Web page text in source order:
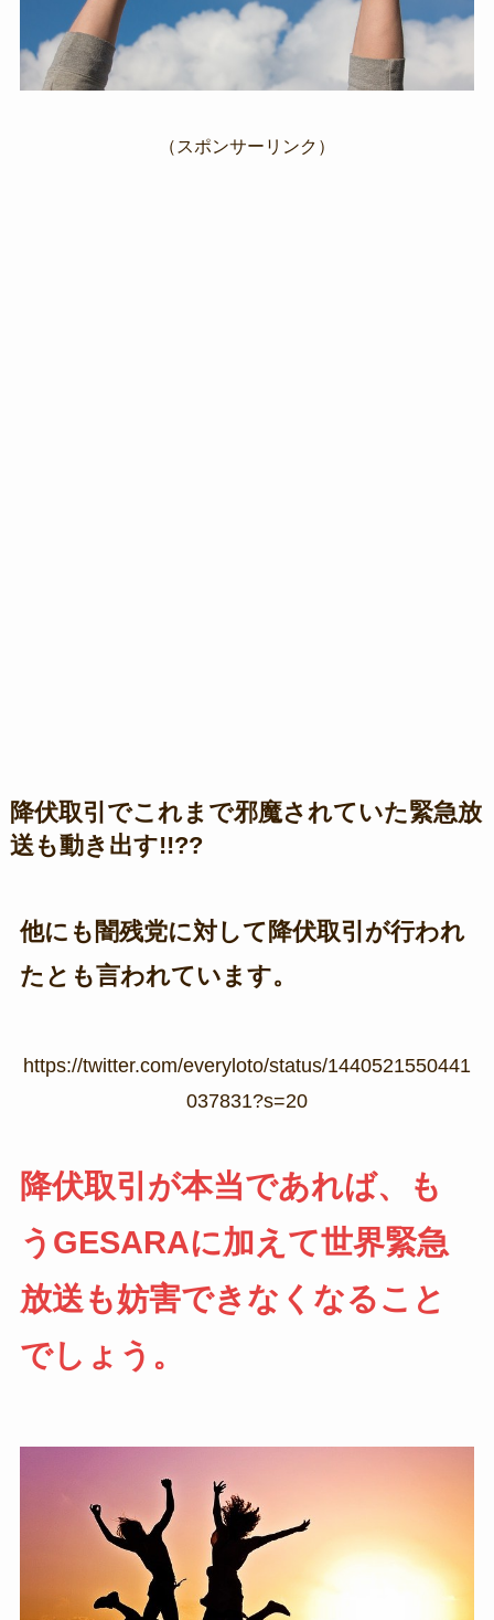
（スポンサーリンク）
降伏取引でこれまで邪魔されていた緊急放
送も動き出す!!??
他にも闇残党に対して降伏取引が行われ
たとも言われています。
https://twitter.com/everyloto/status/1440521550441
037831?s=20
降伏取引が本当であれば、も
うGESARAに加えて世界緊急
放送も妨害できなくなること
でしょう。